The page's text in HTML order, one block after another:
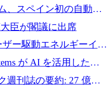
確保
、スペイン初の自動木
EU補助金4,800万ユ
臣が閣議に出席
ー駆動エネルギーイン
ーロを調達
が AI を活用したイ
ために 16 万ユーロを確
週刊誌の要約: 27 億ユ